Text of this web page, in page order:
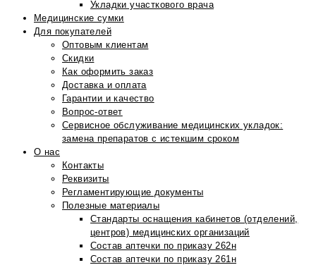
Укладки участкового врача
Медицинские сумки
Для покупателей
Оптовым клиентам
Скидки
Как оформить заказ
Доставка и оплата
Гарантии и качество
Вопрос-ответ
Сервисное обслуживание медицинских укладок:
замена препаратов с истекшим сроком
О нас
Контакты
Реквизиты
Регламентирующие документы
Полезные материалы
Стандарты оснащения кабинетов (отделений,
центров) медицинских организаций
Состав аптечки по приказу 262н
Состав аптечки по приказу 261н